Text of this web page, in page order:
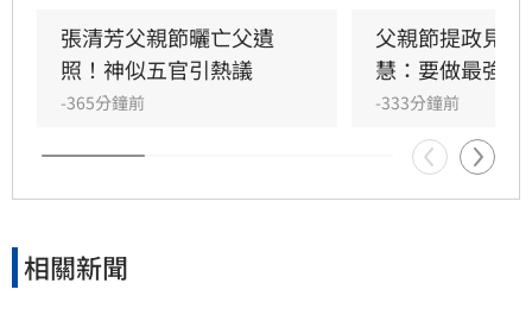
親節這天，她深情告白：「爸爸，你可以安心，
你不在以後，我有努力把這個家顧好。」
張清芳父親節曬亡父遺
照！神似五官引熱議
-365分鐘前
父親節提政見
慧：要做最強後
-333分鐘前
相關新聞